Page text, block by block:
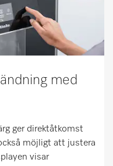
med
ger direktåtkomst
möjligt att justera
visar